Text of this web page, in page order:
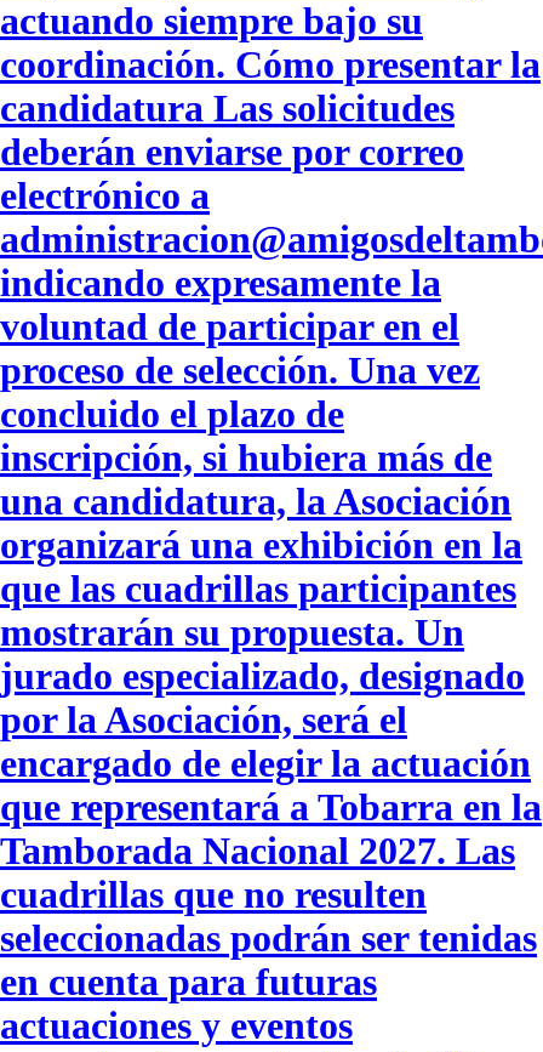
actuando siempre bajo su
coordinación. Cómo presentar la
candidatura Las solicitudes
deberán enviarse por correo
electrónico a
indicando expresamente la
voluntad de participar en el
proceso de selección. Una vez
concluido el plazo de
inscripción, si hubiera más de
una candidatura, la Asociación
organizará una exhibición en la
que las cuadrillas participantes
mostrarán su propuesta. Un
jurado especializado, designado
por la Asociación, será el
encargado de elegir la actuación
que representará a Tobarra en la
Tamborada Nacional 2027. Las
cuadrillas que no resulten
seleccionadas podrán ser tenidas
en cuenta para futuras
actuaciones y eventos